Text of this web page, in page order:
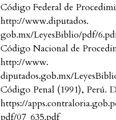
Código Federal de
http://www.diputados.
gob.mx/LeyesBiblio/pdf/
Código Nacional de
http://www.
diputados.gob.mx/
Código Penal (1991), Perú.
https://
pdf/07_635.pdf